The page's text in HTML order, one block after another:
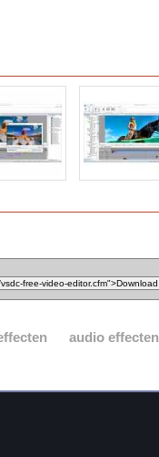
audio effecten